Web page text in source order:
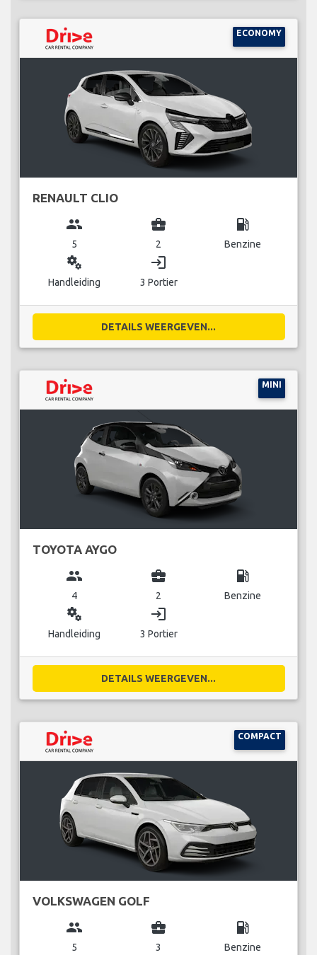
ECONOMY
RENAULT CLIO
group
5
business_center
2
local_gas_station
Benzine
miscellaneous_services
Handleiding
login
3 Portier
DETAILS WEERGEVEN...
MINI
TOYOTA AYGO
group
4
business_center
2
local_gas_station
Benzine
miscellaneous_services
Handleiding
login
3 Portier
DETAILS WEERGEVEN...
COMPACT
VOLKSWAGEN GOLF
group
5
business_center
3
local_gas_station
Benzine